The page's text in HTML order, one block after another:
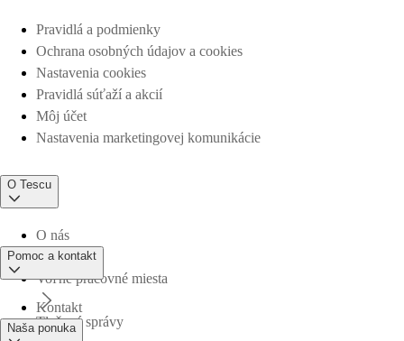
Pravidlá a podmienky
Ochrana osobných údajov a cookies
Nastavenia cookies
Pravidlá súťaží a akcií
Môj účet
Nastavenia marketingovej komunikácie
O Tescu
O nás
Voľné pracovné miesta
Tlačové správy
Pomoc a kontakt
Kontakt
Naša ponuka